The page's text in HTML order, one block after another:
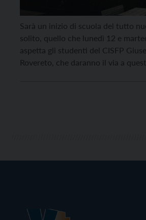
Sarà un inizio di scuola del tutto
solito, quello che lunedì 12 e
aspetta gli studenti del CISFP
Rovereto, che daranno il via a